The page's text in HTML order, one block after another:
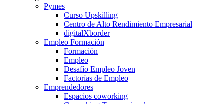
Pymes
Curso Upskilling
Centro de Alto Rendimiento Empresarial
digitalXborder
Empleo Formación
Formación
Empleo
Desafío Empleo Joven
Factorías de Empleo
Emprendedores
Espacios coworking